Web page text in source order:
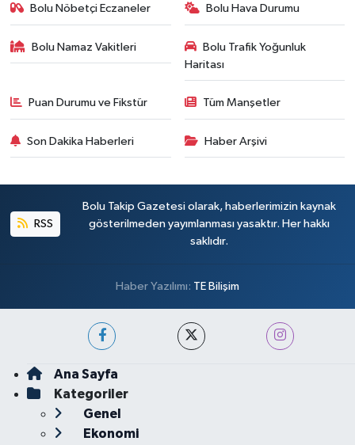
Bolu Nöbetçi Eczaneler Bolu Hava Durumu
Bolu Namaz Vakitleri
Bolu Trafik Yoğunluk
Haritası
Puan Durumu ve Fikstür Tüm Manşetler
Son Dakika Haberleri Haber Arşivi
RSS
Bolu Takip Gazetesi olarak, haberlerimizin kaynak
gösterilmeden yayımlanması yasaktır. Her hakkı
saklıdır.
Haber Yazılımı: TE Bilişim
Ana Sayfa
Kategoriler
Genel
Ekonomi